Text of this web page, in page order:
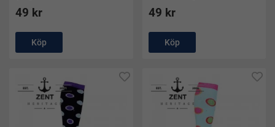
49 kr
Köp
49 kr
Köp